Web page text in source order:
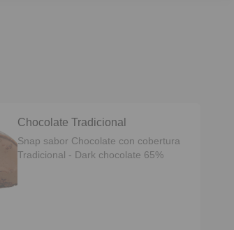
Chocolate Tradicional
Snap sabor Chocolate con cobertura
Tradicional - Dark chocolate 65%